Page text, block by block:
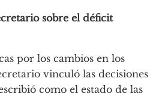
sobre el déficit
por los cambios en los
vinculó las decisiones
como el estado de las